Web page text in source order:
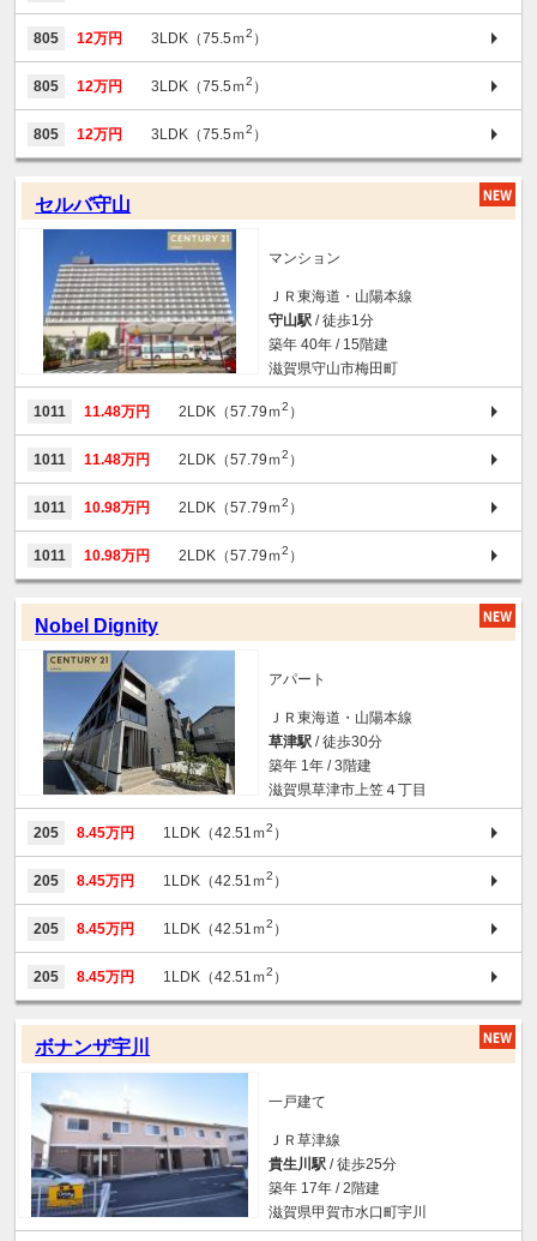
805 12万円 3LDK（75.5ｍ2 ）
805 12万円 3LDK（75.5ｍ2 ）
805 12万円 3LDK（75.5ｍ2 ）
セルバ守山
マンション
ＪＲ東海道・山陽本線
守山駅 / 徒歩1分
築年 40年 / 15階建
滋賀県守山市梅田町
1011 11.48万円 2LDK（57.79ｍ2 ）
1011 11.48万円 2LDK（57.79ｍ2 ）
1011 10.98万円 2LDK（57.79ｍ2 ）
1011 10.98万円 2LDK（57.79ｍ2 ）
Nobel Dignity
アパート
ＪＲ東海道・山陽本線
草津駅 / 徒歩30分
築年 1年 / 3階建
滋賀県草津市上笠４丁目
205 8.45万円 1LDK（42.51ｍ2 ）
205 8.45万円 1LDK（42.51ｍ2 ）
205 8.45万円 1LDK（42.51ｍ2 ）
205 8.45万円 1LDK（42.51ｍ2 ）
ボナンザ宇川
一戸建て
ＪＲ草津線
貴生川駅 / 徒歩25分
築年 17年 / 2階建
滋賀県甲賀市水口町宇川